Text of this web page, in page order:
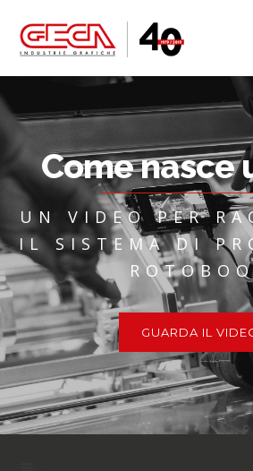
Come nasce
UN VIDEO PER
IL SISTEMA DI
GUARDA IL